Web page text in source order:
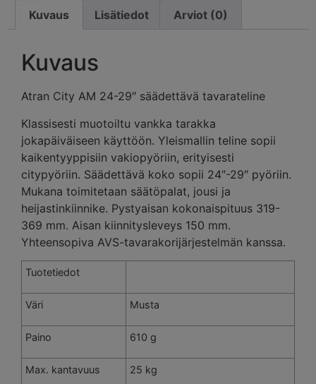
Kuvaus Lisätiedot Arviot (0)
Kuvaus
Atran City AM 24-29″ säädettävä tavarateline
Klassisesti muotoiltu vankka tarakka
jokapäiväiseen käyttöön. Yleismallin teline sopii
kaikentyyppisiin vakiopyöriin, erityisesti
citypyöriin. Säädettävä koko sopii 24″-29″ pyöriin.
Mukana toimitetaan säätöpalat, jousi ja
heijastinkiinnike. Pystyaisan kokonaispituus 319-
369 mm. Aisan kiinnitysleveys 150 mm.
Yhteensopiva AVS-tavarakorijärjestelmän kanssa.
Tuotetiedot
Väri Musta
Paino 610 g
Max. kantavuus 25 kg